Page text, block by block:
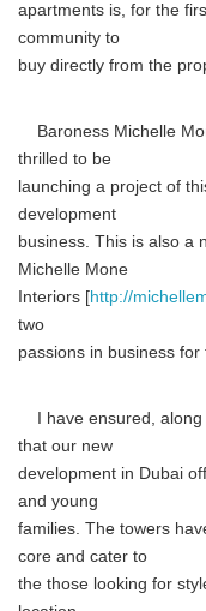
apartments is, for the
community to
buy directly from the
Baroness Michelle
thrilled to be
launching a project of
development
business. This is also a
Michelle Mone
Interiors [http://
two
passions in business
I have ensured, along
that our new
development in Dubai
and young
families. The towers
core and cater to
the those looking for